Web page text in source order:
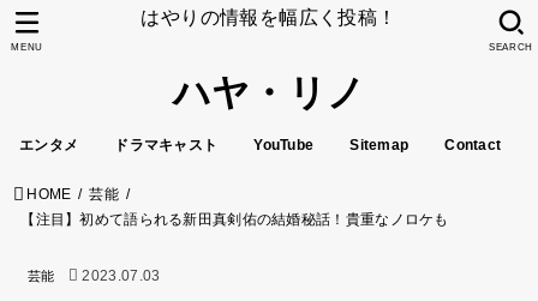
はやりの情報を幅広く投稿！
ハヤ・リノ
エンタメ ドラマキャスト YouTube Sitemap Contact
SEARCH
MENU
HOME
芸能
【注目】初めて語られる新田真剣佑の結婚秘話！貴重なノロケも
芸能 2023.07.03